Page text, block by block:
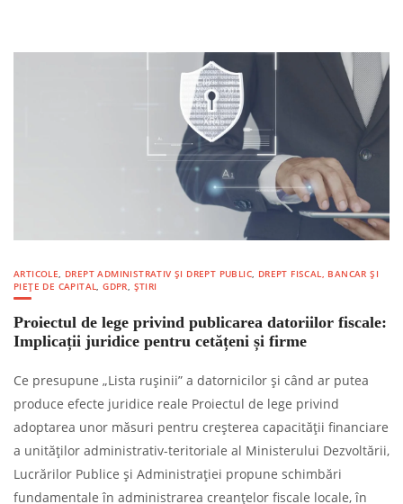
ARTICOLE, DREPT ADMINISTRATIV ȘI DREPT PUBLIC, DREPT FISCAL, BANCAR ȘI
PIEȚE DE CAPITAL,GDPR, ȘTIRI
Proiectul de lege privind publicarea datoriilor fiscale:
Implicații juridice pentru cetățeni și firme
Ce presupune „Lista rușinii” a datornicilor și când ar putea
produce efecte juridice reale Proiectul de lege privind
adoptarea unor măsuri pentru creșterea capacității financiare
a unităților administrativ-teritoriale al Ministerului Dezvoltării,
Lucrărilor Publice și Administrației propune schimbări
fundamentale în administrarea creanțelor fiscale locale, în